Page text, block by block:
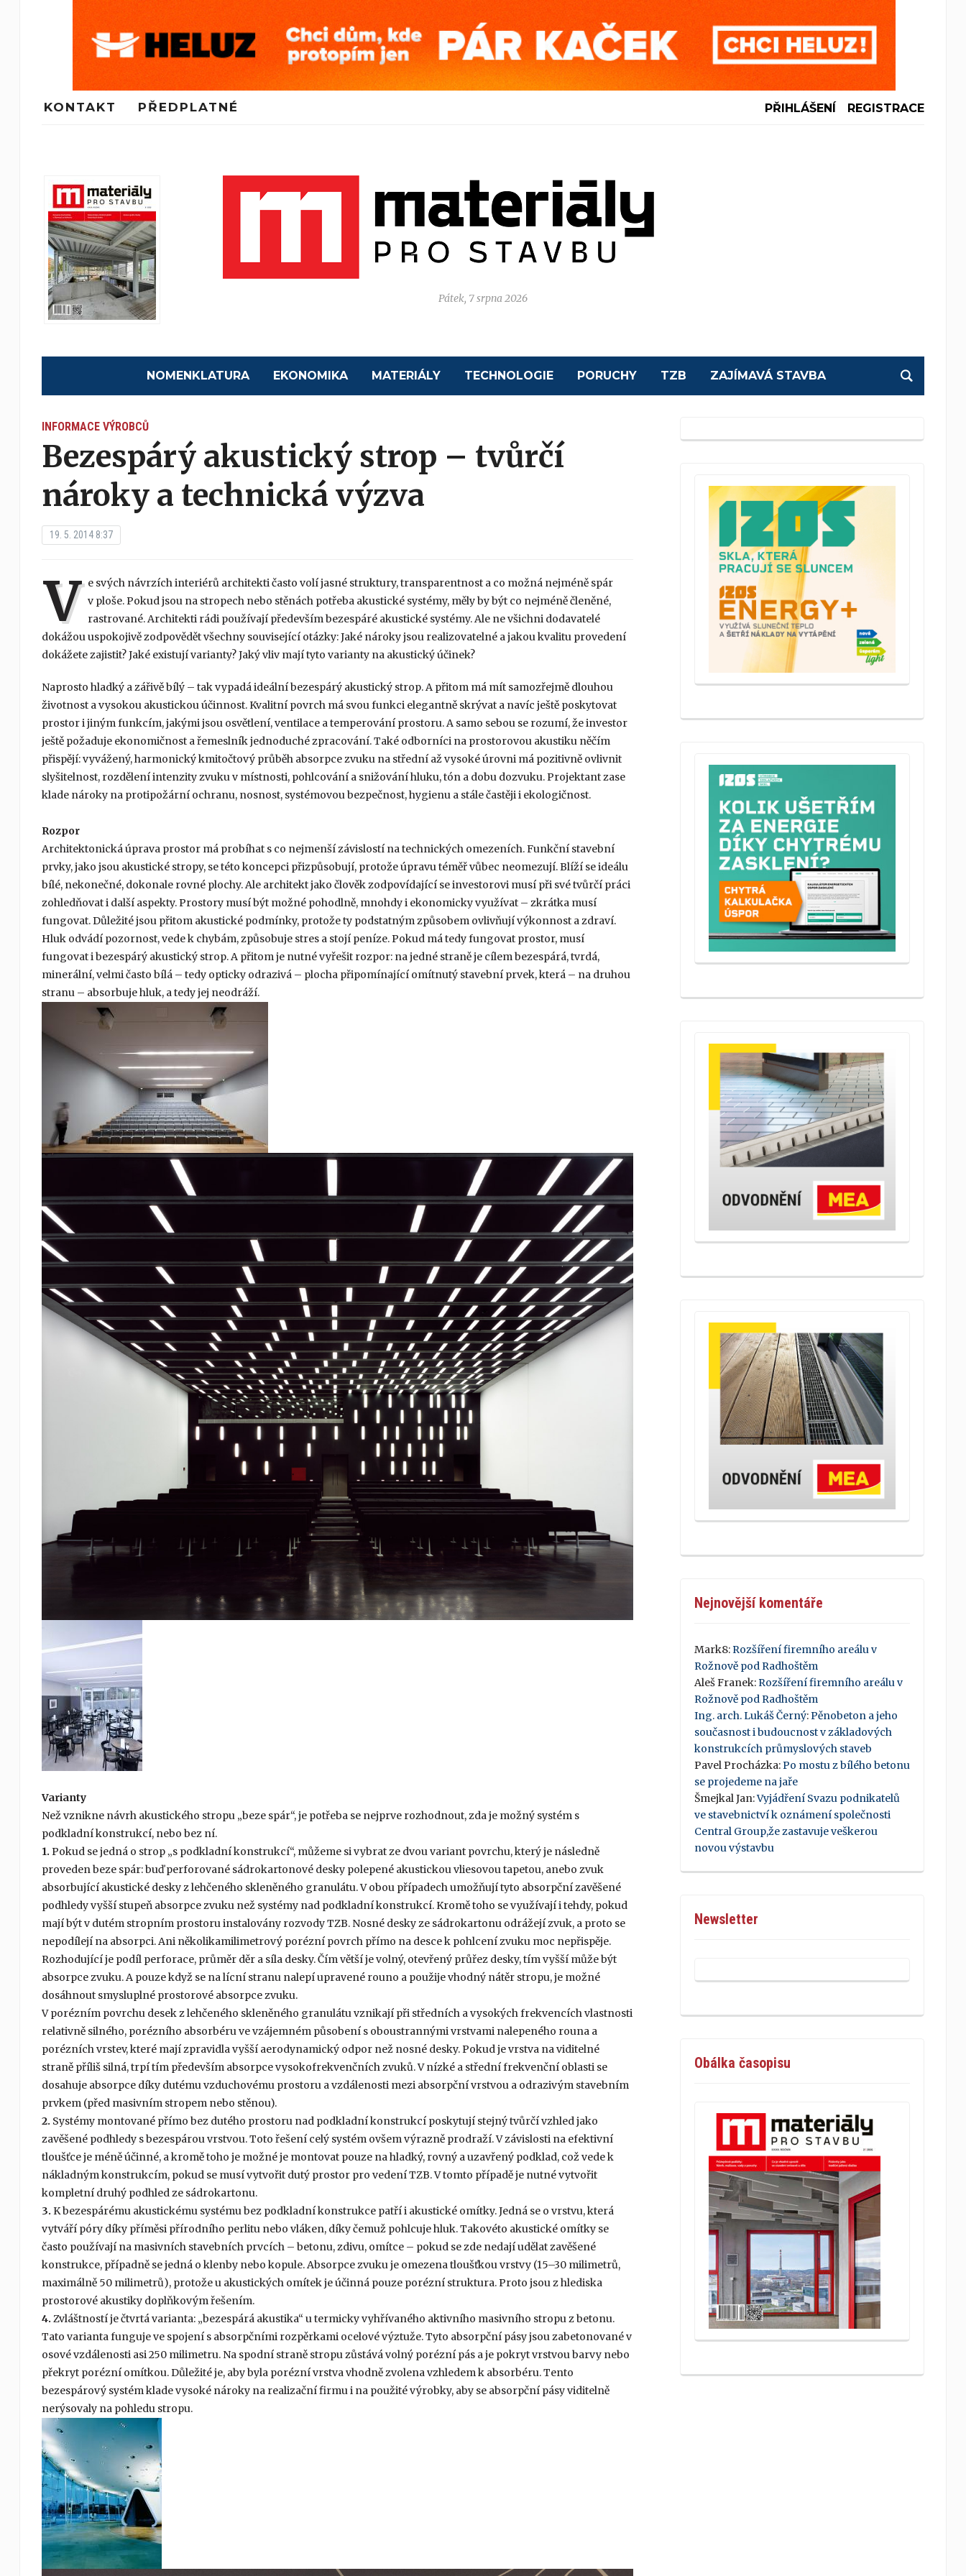
KONTAKT PŘEDPLATNÉ PŘIHLÁŠENÍ REGISTRACE
Pátek, 7 srpna 2026
NOMENKLATURA EKONOMIKA MATERIÁLY TECHNOLOGIE PORUCHY TZB ZAJÍMAVÁ STAVBA
INFORMACE VÝROBCŮ
Bezespárý akustický strop – tvůrčí
nároky a technická výzva
19. 5. 2014 8:37
V
e svých návrzích interiérů architekti často volí jasné struktury, transparentnost a co možná nejméně spár
v ploše. Pokud jsou na stropech nebo stěnách potřeba akustické systémy, měly by být co nejméně členěné,
rastrované. Architekti rádi používají především bezespáré akustické systémy. Ale ne všichni dodavatelé
dokážou uspokojivě zodpovědět všechny související otázky: Jaké nároky jsou realizovatelné a jakou kvalitu provedení
dokážete zajistit? Jaké existují varianty? Jaký vliv mají tyto varianty na akustický účinek?
Naprosto hladký a zářivě bílý – tak vypadá ideální bezespárý akustický strop. A přitom má mít samozřejmě dlouhou
životnost a vysokou akustickou účinnost. Kvalitní povrch má svou funkci elegantně skrývat a navíc ještě poskytovat
prostor i jiným funkcím, jakými jsou osvětlení, ventilace a temperování prostoru. A samo sebou se rozumí, že investor
ještě požaduje ekonomičnost a řemeslník jednoduché zpracování. Také odborníci na prostorovou akustiku něčím
přispějí: vyvážený, harmonický kmitočtový průběh absorpce zvuku na střední až vysoké úrovni má pozitivně ovlivnit
slyšitelnost, rozdělení intenzity zvuku v místnosti, pohlcování a snižování hluku, tón a dobu dozvuku. Projektant zase
klade nároky na protipožární ochranu, nosnost, systémovou bezpečnost, hygienu a stále častěji i ekologičnost.
Rozpor
Architektonická úprava prostor má probíhat s co nejmenší závislostí na technických omezeních. Funkční stavební
prvky, jako jsou akustické stropy, se této koncepci přizpůsobují, protože úpravu téměř vůbec neomezují. Blíží se ideálu
bílé, nekonečné, dokonale rovné plochy. Ale architekt jako člověk zodpovídající se investorovi musí při své tvůrčí práci
zohledňovat i další aspekty. Prostory musí být možné pohodlně, mnohdy i ekonomicky využívat – zkrátka musí
fungovat. Důležité jsou přitom akustické podmínky, protože ty podstatným způsobem ovlivňují výkonnost a zdraví.
Hluk odvádí pozornost, vede k chybám, způsobuje stres a stojí peníze. Pokud má tedy fungovat prostor, musí
fungovat i bezespárý akustický strop. A přitom je nutné vyřešit rozpor: na jedné straně je cílem bezespárá, tvrdá,
minerální, velmi často bílá – tedy opticky odrazivá – plocha připomínající omítnutý stavební prvek, která – na druhou
stranu – absorbuje hluk, a tedy jej neodráží.
Varianty
Než vznikne návrh akustického stropu „beze spár“, je potřeba se nejprve rozhodnout, zda je možný systém s
podkladní konstrukcí, nebo bez ní.
1. Pokud se jedná o strop „s podkladní konstrukcí“, můžeme si vybrat ze dvou variant povrchu, který je následně
proveden beze spár: buď perforované sádrokartonové desky polepené akustickou vliesovou tapetou, anebo zvuk
absorbující akustické desky z lehčeného skleněného granulátu. V obou případech umožňují tyto absorpční zavěšené
podhledy vyšší stupeň absorpce zvuku než systémy nad podkladní konstrukcí. Kromě toho se využívají i tehdy, pokud
mají být v dutém stropním prostoru instalovány rozvody TZB. Nosné desky ze sádrokartonu odrážejí zvuk, a proto se
nepodílejí na absorpci. Ani několikamilimetrový porézní povrch přímo na desce k pohlcení zvuku moc nepřispěje.
Rozhodující je podíl perforace, průměr děr a síla desky. Čím větší je volný, otevřený průřez desky, tím vyšší může být
absorpce zvuku. A pouze když se na lícní stranu nalepí upravené rouno a použije vhodný nátěr stropu, je možné
dosáhnout smysluplné prostorové absorpce zvuku.
V porézním povrchu desek z lehčeného skleněného granulátu vznikají při středních a vysokých frekvencích vlastnosti
relativně silného, porézního absorbéru ve vzájemném působení s oboustrannými vrstvami nalepeného rouna a
porézních vrstev, které mají zpravidla vyšší aerodynamický odpor než nosné desky. Pokud je vrstva na viditelné
straně příliš silná, trpí tím především absorpce vysokofrekvenčních zvuků. V nízké a střední frekvenční oblasti se
dosahuje absorpce díky dutému vzduchovému prostoru a vzdálenosti mezi absorpční vrstvou a odrazivým stavebním
prvkem (před masivním stropem nebo stěnou).
2. Systémy montované přímo bez dutého prostoru nad podkladní konstrukcí poskytují stejný tvůrčí vzhled jako
zavěšené podhledy s bezespárou vrstvou. Toto řešení celý systém ovšem výrazně prodraží. V závislosti na efektivní
tloušťce je méně účinné, a kromě toho je možné je montovat pouze na hladký, rovný a uzavřený podklad, což vede k
nákladným konstrukcím, pokud se musí vytvořit dutý prostor pro vedení TZB. V tomto případě je nutné vytvořit
kompletní druhý podhled ze sádrokartonu.
3. K bezespárému akustickému systému bez podkladní konstrukce patří i akustické omítky. Jedná se o vrstvu, která
vytváří póry díky příměsi přírodního perlitu nebo vláken, díky čemuž pohlcuje hluk. Takovéto akustické omítky se
často používají na masivních stavebních prvcích – betonu, zdivu, omítce – pokud se zde nedají udělat zavěšené
konstrukce, případně se jedná o klenby nebo kopule. Absorpce zvuku je omezena tloušťkou vrstvy (15–30 milimetrů,
maximálně 50 milimetrů), protože u akustických omítek je účinná pouze porézní struktura. Proto jsou z hlediska
prostorové akustiky doplňkovým řešením.
4. Zvláštností je čtvrtá varianta: „bezespárá akustika“ u termicky vyhřívaného aktivního masivního stropu z betonu.
Tato varianta funguje ve spojení s absorpčními rozpěrkami ocelové výztuže. Tyto absorpční pásy jsou zabetonované v
osové vzdálenosti asi 250 milimetru. Na spodní straně stropu zůstává volný porézní pás a je pokryt vrstvou barvy nebo
překryt porézní omítkou. Důležité je, aby byla porézní vrstva vhodně zvolena vzhledem k absorbéru. Tento
bezespárový systém klade vysoké nároky na realizační firmu i na použité výrobky, aby se absorpční pásy viditelně
nerýsovaly na pohledu stropu.
Nejnovější komentáře
Mark8:Rozšíření firemního areálu v
Rožnově pod Radhoštěm
Aleš Franek:Rozšíření firemního areálu v
Rožnově pod Radhoštěm
Ing. arch. Lukáš Černý:Pěnobeton a jeho
současnost i budoucnost v základových
konstrukcích průmyslových staveb
Pavel Procházka:Po mostu z bílého betonu
se projedeme na jaře
Šmejkal Jan:Vyjádření Svazu podnikatelů
ve stavebnictví k oznámení společnosti
Central Group,že zastavuje veškerou
novou výstavbu
Newsletter
Obálka časopisu